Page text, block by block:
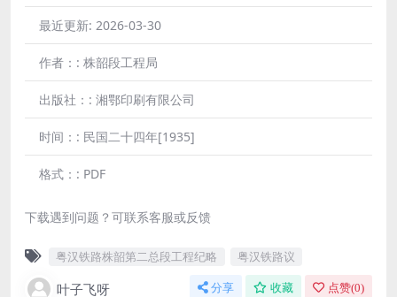
最近更新: 2026-03-30
作者：: 株韶段工程局
出版社：: 湘鄂印刷有限公司
时间：: 民国二十四年[1935]
格式：: PDF
下载遇到问题？可联系客服或反馈
粤汉铁路株韶第二总段工程纪略 粤汉铁路议
叶子飞呀 分享 收藏 点赞(0)